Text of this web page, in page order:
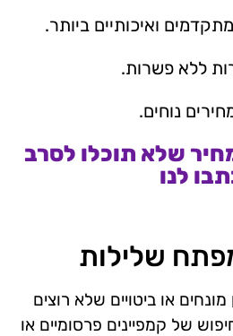
ואיכותיים ביותר.
ללא פשרות.
נוחים.
שלא תוכלו לסרב
לנו
שלילות
או ביטויים שלא רוצים
של קמפיינים פרסומיים או